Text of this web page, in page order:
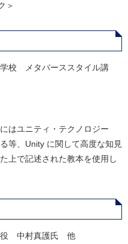
＞
校 メタバーススタイル講
はユニティ・テクノロジー
等、Unity に関して高度な知見
上で記述された教本を使用し
役 中村真護氏 他